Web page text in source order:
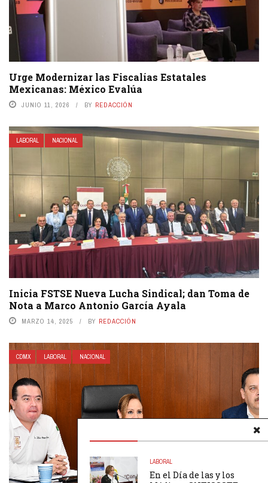
Urge Modernizar las Fiscalías Estatales
Mexicanas: México Evalúa
JUNIO 11, 2026 BY REDACCIÓN
LABORAL NACIONAL
Inicia FSTSE Nueva Lucha Sindical; dan Toma de
Nota a Marco Antonio García Ayala
MARZO 14, 2025 BY REDACCIÓN
CDMX LABORAL NACIONAL
LABORAL
En el Día de las y los